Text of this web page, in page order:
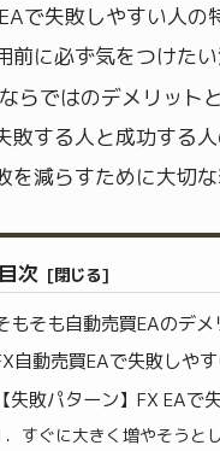
で失敗しやすい人の
前に必ず気をつけた
らではのデメリット
敗する人と成功する
を減らすために大切
目次
もそも自動売買EAのデ
自動売買EAで失敗しや
【失敗パターン】FX EA
．すぐに大きく増やそうと